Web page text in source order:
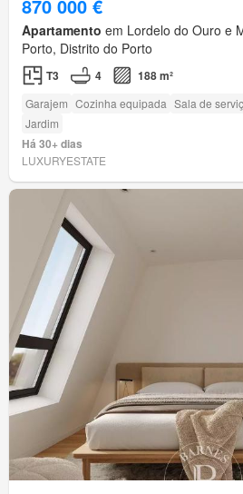
870 000 €
Apartamento em Lordelo do Ouro e
Porto, Distrito do Porto
T3 4 188 m²
Garajem Cozinha equipada Sala de
Jardim
Há 30+ dias
LUXURYESTATE